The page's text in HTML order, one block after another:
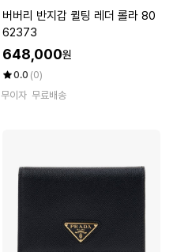
버버리 반지갑 퀼팅 레더 롤라 80
62373
648,000원
0.0 (0)
무이자 무료배송